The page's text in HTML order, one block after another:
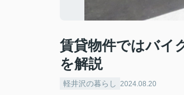
賃貸物件ではバイ
を解説
軽井沢の暮らし 2024.08.20